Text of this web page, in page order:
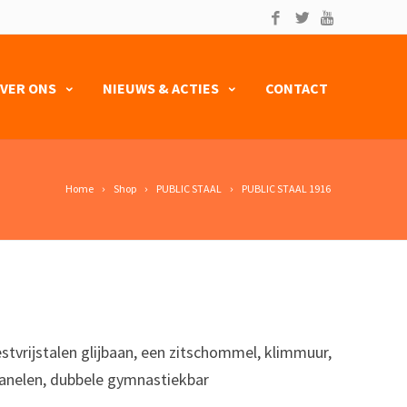
ONS NIEUWS & ACTIES CONTACT
Home Shop PUBLIC STAAL PUBLIC STAAL 1916
glijbaan, een zitschommel, klimmuur,
dubbele gymnastiekbar‎